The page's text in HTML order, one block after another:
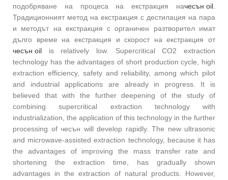
подобряване на процеса на екстракция начесън oil.
Традиционният метод на екстракция с дестилация на пара
и методът на екстракция с органичен разтворител имат
дълго време на екстракция и скорост на екстракция от
чесън oil is relatively low. Supercritical CO2 extraction
technology has the advantages of short production cycle, high
extraction efficiency, safety and reliability, among which pilot
and industrial applications are already in progress. It is
believed that with the further deepening of the study of
combining supercritical extraction technology with
industrialization, the application of this technology in the further
processing of чесън will develop rapidly. The new ultrasonic
and microwave-assisted extraction technology, because it has
the advantages of improving the mass transfer rate and
shortening the extraction time, has gradually shown
advantages in the extraction of natural products. However,